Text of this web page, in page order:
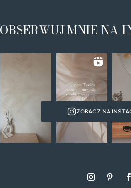
OBSERWUJ MNIE NA
ZOBACZ NA